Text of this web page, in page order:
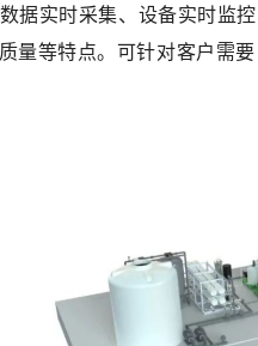
据实时采集、设备实时监
量等特点。可针对客户需要